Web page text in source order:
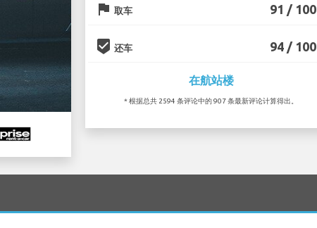
flag 取车 91 / 100
beenhere 还车 94 / 100
在航站楼
* 根据总共 2594 条评论中的 907 条最新评论计算得出。